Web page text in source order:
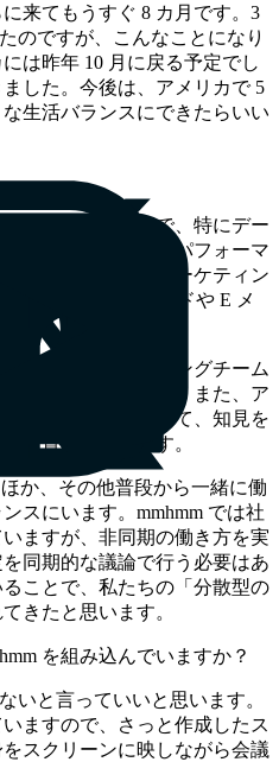
来てもうすぐ 8 カ月です。3
のですが、こんなことになり
は昨年 10 月に戻る予定でし
した。今後は、アメリカで 5
生活バランスにできたらいい
・マネージャーで、特にデー
ています。以前はパフォーマ
したが、現在はマーケティン
ーの Ben が、ペイドや E メ
、主にマーケティングチーム
ブを特定、実行し、また、ア
トチームと協力して、知見を
て貢献しています。
か、その他普段から一緒に働
スにいます。mmhmm では社
ますが、非同期の働き方を実
同期的な議論で行う必要はあ
ことで、私たちの「分散型の
きたと思います。
を組み込んでいますか？
いと言っていいと思います。
ますので、さっと作成したス
スクリーンに映しながら会議